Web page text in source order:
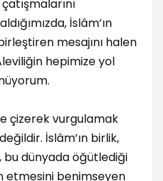
İslâm’ın
mesajını halen
hepimize yol
çizerek vurgulamak
İslâm’ın birlik,
bu dünyada öğütlediği
etmesini benimseyen